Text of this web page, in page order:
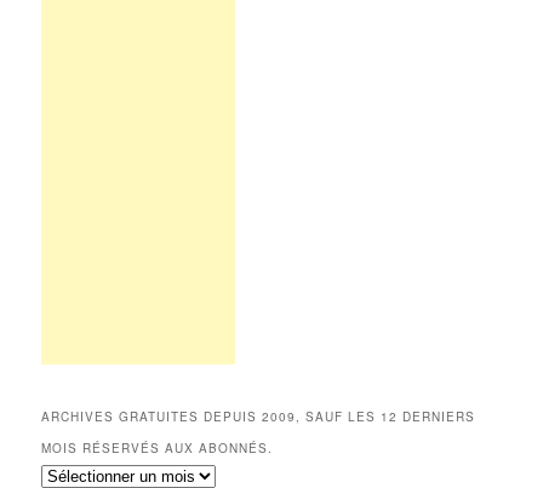
ARCHIVES GRATUITES DEPUIS 2009, SAUF LES 12 DERNIERS
MOIS RÉSERVÉS AUX ABONNÉS.
Archives